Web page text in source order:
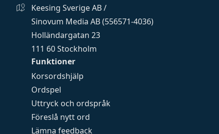
Funktioner
Korsordshjälp
Ordspel
Uttryck och ordspråk
Föreslå nytt ord
Lämna feedback
Keesing Sverige AB /
Sinovum Media AB (556571-4036)
Holländargatan 23
111 60 Stockholm